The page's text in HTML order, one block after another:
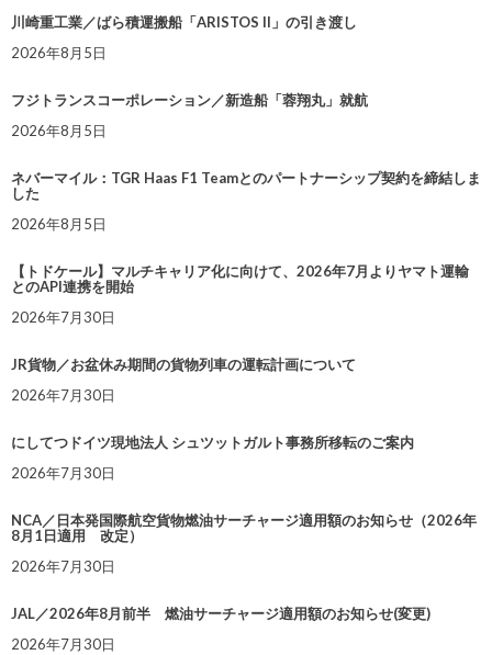
川崎重工業／ばら積運搬船「ARISTOS II」の引き渡し
2026年8月5日
フジトランスコーポレーション／新造船「蓉翔丸」就航
2026年8月5日
ネバーマイル：TGR Haas F1 Teamとのパートナーシップ契約を締結しま
した
2026年8月5日
【トドケール】マルチキャリア化に向けて、2026年7月よりヤマト運輸
とのAPI連携を開始
2026年7月30日
JR貨物／お盆休み期間の貨物列車の運転計画について
2026年7月30日
にしてつドイツ現地法人 シュツットガルト事務所移転のご案内
2026年7月30日
NCA／日本発国際航空貨物燃油サーチャージ適用額のお知らせ（2026年
8月1日適用 改定）
2026年7月30日
JAL／2026年8月前半 燃油サーチャージ適用額のお知らせ(変更)
2026年7月30日